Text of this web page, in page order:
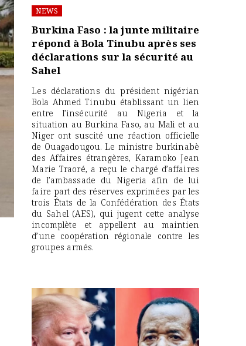
NEWS
Burkina Faso : la junte militaire
répond à Bola Tinubu après ses
déclarations sur la sécurité au
Sahel
Les déclarations du président nigérian
Bola Ahmed Tinubu établissant un lien
entre l’insécurité au Nigeria et la
situation au Burkina Faso, au Mali et au
Niger ont suscité une réaction officielle
de Ouagadougou. Le ministre burkinabè
des Affaires étrangères, Karamoko Jean
Marie Traoré, a reçu le chargé d’affaires
de l’ambassade du Nigeria afin de lui
faire part des réserves exprimées par les
trois États de la Confédération des États
du Sahel (AES), qui jugent cette analyse
incomplète et appellent au maintien
d’une coopération régionale contre les
groupes armés.